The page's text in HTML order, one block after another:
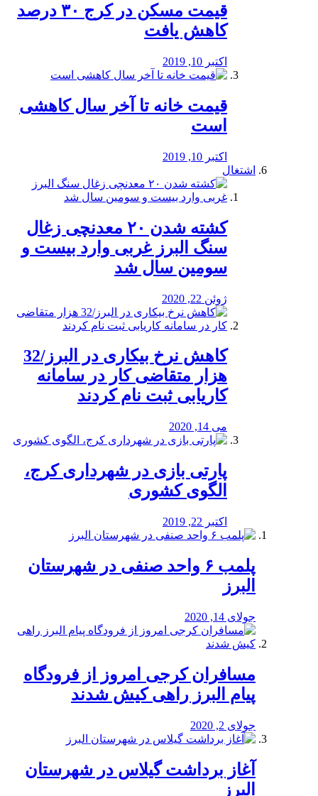
️قیمت مسکن در کرج ۳۰ درصد
کاهش یافت
اکتبر 10, 2019
قیمت خانه تا آخر سال کاهشی
است
اکتبر 10, 2019
اشتغال
کشته شدن ۲۰ معدنچی زغال
سنگ البرز غربی وارد بیست و
سومین سال شد
ژوئن 22, 2020
کاهش نرخ بیکاری در البرز/32
هزار متقاضی کار در سامانه
کاریابی ثبت نام کردند
می 14, 2020
پارتی بازی در شهرداری کرج،
الگوی کشوری
اکتبر 22, 2019
پلمب ۶ واحد صنفی در شهرستان
البرز
جولای 14, 2020
مسافران کرجی امروز از فرودگاه
پیام البرز راهی کیش شدند
جولای 2, 2020
آغاز برداشت گیلاس در شهرستان
البرز